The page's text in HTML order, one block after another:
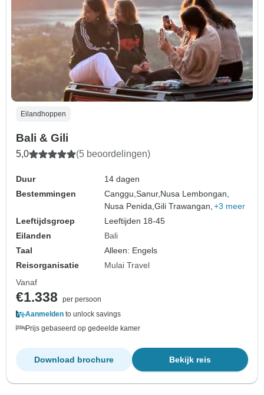
Eilandhoppen
Bali & Gili
5,0 (5 beoordelingen)
Duur
14 dagen
Bestemmingen
Canggu,Sanur, Nusa Lembongan,
Nusa Penida,Gili Trawangan, +3 meer
Leeftijdsgroep
Leeftijden 18-45
Eilanden
Bali
Taal
Alleen: Engels
Reisorganisatie
Mulai Travel
Vanaf
€1.338
per persoon
Aanmelden to unlock savings
Prijs gebaseerd op gedeelde kamer
Bekijk reis
Download brochure